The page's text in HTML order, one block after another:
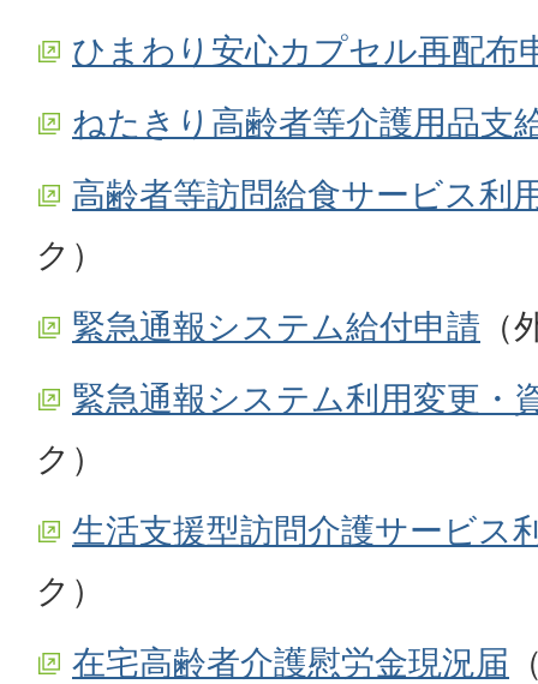
ひまわり安心カプセル再配布
ねたきり高齢者等介護用品支
高齢者等訪問給食サービス利
ク）
緊急通報システム給付申請 （
緊急通報システム利用変更・
ク）
生活支援型訪問介護サービス
ク）
在宅高齢者介護慰労金現況届